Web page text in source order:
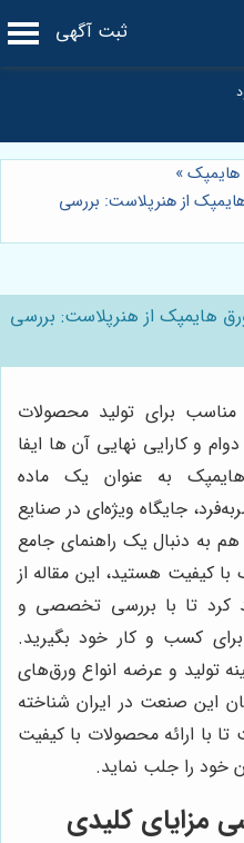
ثبت آگهی
»
از هنرپلاست: بررسی
هایمپک از هنرپلاست: بررسی
مناسب برای تولید محصولات
و کارایی نهایی آن ها ایفا
به عنوان یک ماده
جایگاه ویژه‌ای در صنایع
به دنبال یک راهنمای جامع
کیفیت هستید، این مقاله از
کرد تا با بررسی تخصصی و
کسب و کار خود بگیرید.
تولید و عرضه انواع ورق‌های
این صنعت در ایران شناخته
با ارائه محصولات با کیفیت
خود را جلب نماید.
مزایای کلیدی